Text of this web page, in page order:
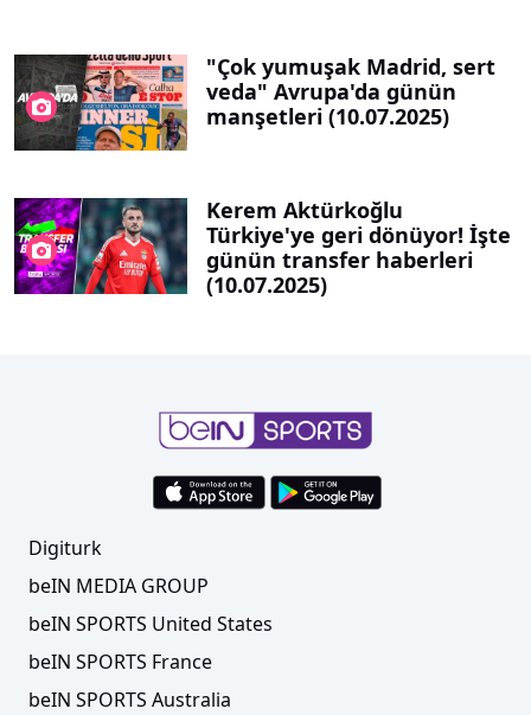
"Çok yumuşak Madrid, sert
veda" Avrupa'da günün
manşetleri (10.07.2025)
Kerem Aktürkoğlu
Türkiye'ye geri dönüyor! İşte
günün transfer haberleri
(10.07.2025)
Digiturk
beIN MEDIA GROUP
beIN SPORTS United States
beIN SPORTS France
beIN SPORTS Australia